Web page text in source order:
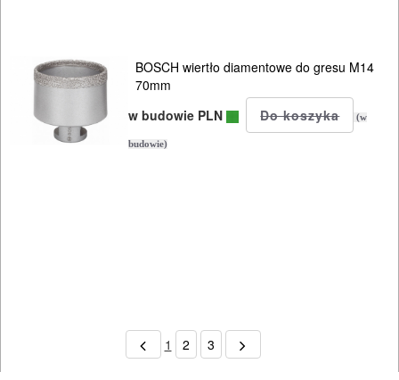
BOSCH wiertło diamentowe do gresu M14
70mm
w budowie PLN
(w
budowie)
1 2 3